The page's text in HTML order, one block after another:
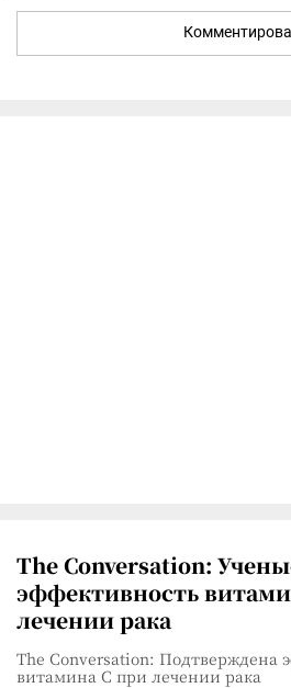
The Conversation:
эффективность
лечении рака
The Conversation: Подтверждена
витамина C при лечении рака